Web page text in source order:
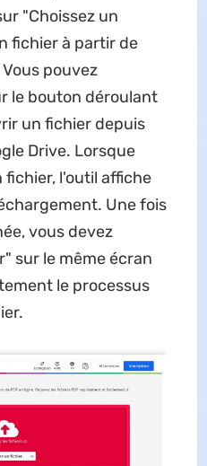
"Choissez un
fichier à partir de
pouvez
le bouton déroulant
un fichier depuis
Drive. Lorsque
l'outil affiche
Une fois
vous devez
sur le même écran
le processus